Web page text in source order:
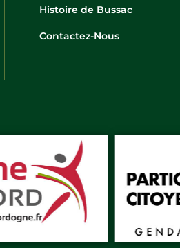
Histoire de Bussac
Contactez-Nous